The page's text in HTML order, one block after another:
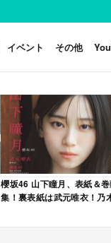
イベント その他
櫻坂46 山下瞳月、表紙＆
集！裏表紙は武元唯衣！乃
6月号」本日4/28発売！